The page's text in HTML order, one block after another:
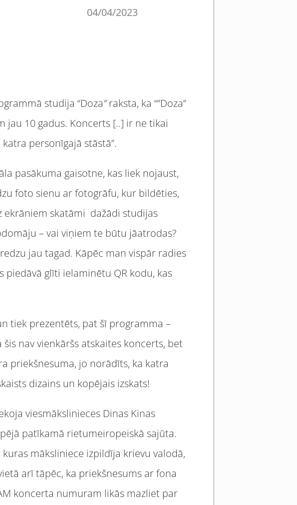
04/04/2023
studija “Doza”raksta, ka “”Doza”
10 gadus. Koncerts [..] ir ne tikai
personīgajā stāstā”.
pasākuma gaisotne, kas liek nojaust,
foto sienu ar fotogrāfu, kur bildēties,
ekrāniem skatāmi dažādi studijas
– vai viņiem te būtu jāatrodas?
jau tagad. Kāpēc man vispār radies
piedāvā glīti ielaminētu QR kodu, kas
tiek prezentēts, pat šī programma –
nav vienkāršs atskaites koncerts, bet
priekšnesuma, jo norādīts, ka katra
dizains un kopējais izskats!
viesmākslinieces Dinas Kinas
patīkamā rietumeiropeiskā sajūta.
māksliniece izpildīja krievu valodā,
arī tāpēc, ka priekšnesums ar fona
koncerta numuram likās mazliet par